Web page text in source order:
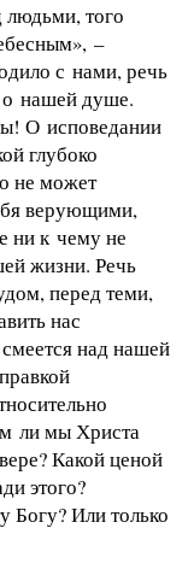
людьми, того
–
с нами, речь
о нашей душе.
О исповедании
глубоко
не может
верующими,
ни к чему не
жизни. Речь
перед теми,
нас
над нашей
ли мы Христа
Какой ценой
этого?
Или только